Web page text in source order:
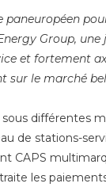
Group, une
et fortement
sur le marché
différentes
de stations-
CAPS
les